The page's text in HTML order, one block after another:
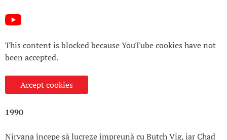
This content is blocked because YouTube cookies have not
been accepted.
Accept cookies
1990
Nirvana începe să lucreze împreună cu Butch Vig, iar Chad